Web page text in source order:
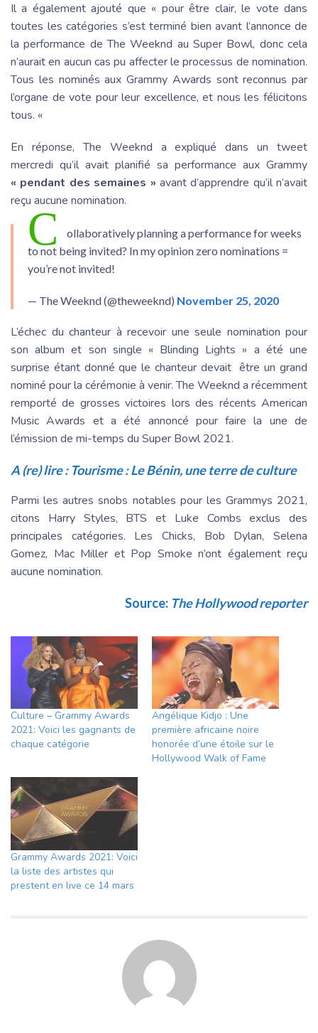
Il a également ajouté que « pour être clair, le vote dans
toutes les catégories s’est terminé bien avant l’annonce de
la performance de The Weeknd au Super Bowl, donc cela
n’aurait en aucun cas pu affecter le processus de nomination.
Tous les nominés aux Grammy Awards sont reconnus par
l’organe de vote pour leur excellence, et nous les félicitons
tous. «
En réponse, The Weeknd a expliqué dans un tweet
mercredi qu’il avait planifié sa performance aux Grammy
« pendant des semaines » avant d’apprendre qu’il n’avait
reçu aucune nomination.
C
ollaboratively planning a performance for weeks
to not being invited? In my opinion zero nominations =
you’re not invited!
— The Weeknd (@theweeknd) November 25, 2020
L’échec du chanteur à recevoir une seule nomination pour
son album et son single « Blinding Lights » a été une
surprise étant donné que le chanteur devait être un grand
nominé pour la cérémonie à venir. The Weeknd a récemment
remporté de grosses victoires lors des récents American
Music Awards et a été annoncé pour faire la une de
l’émission de mi-temps du Super Bowl 2021.
A (re) lire : Tourisme : Le Bénin, une terre de culture
Parmi les autres snobs notables pour les Grammys 2021,
citons Harry Styles, BTS et Luke Combs exclus des
principales catégories. Les Chicks, Bob Dylan, Selena
Gomez, Mac Miller et Pop Smoke n’ont également reçu
aucune nomination.
Source: The Hollywood reporter
Culture – Grammy Awards
2021: Voici les gagnants de
chaque catégorie
Angélique Kidjo : Une
première africaine noire
honorée d’une étoile sur le
Hollywood Walk of Fame
Grammy Awards 2021: Voici
la liste des artistes qui
prestent en live ce 14 mars